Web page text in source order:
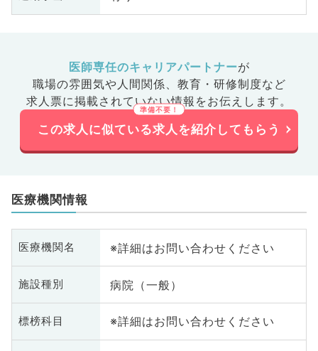
医師専任のキャリアパートナーが
職場の雰囲気や人間関係、 教育・研修制度など
求人票に掲載されていない情報をお伝えします。
この求人に似ている求人を紹介してもらう
医療機関情報
医療機関名 ※詳細はお問い合わせください
施設種別 病院（一般）
標榜科目 ※詳細はお問い合わせください